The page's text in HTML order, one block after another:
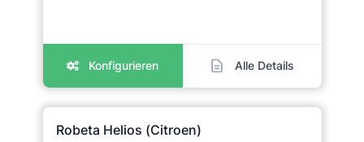
Konfigurieren Alle Details
Robeta Helios (Citroen)